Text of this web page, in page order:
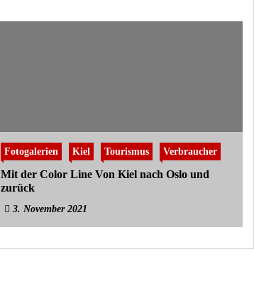
Fotogalerien Kiel Tourismus Verbraucher
Mit der Color Line Von Kiel nach Oslo und
zurück
3. November 2021